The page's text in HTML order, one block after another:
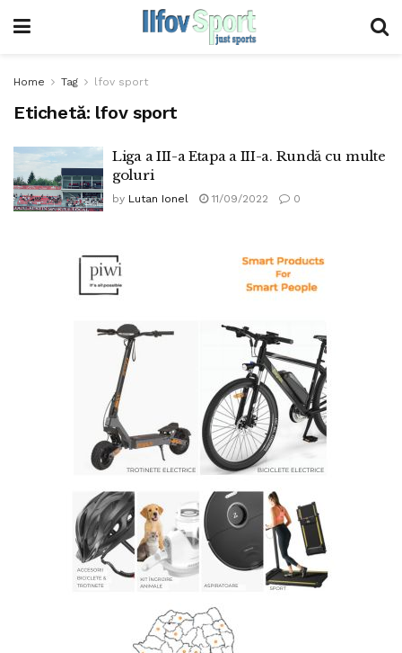
Home Tag lfov sport
Etichetă: lfov sport
Liga a III-a Etapa a III-a. Rundă cu multe
goluri
by Lutan Ionel 11/09/2022 0